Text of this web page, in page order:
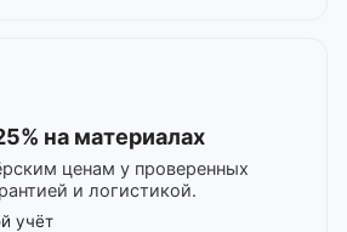
на материалах
ценам у проверенных
и логистикой.
учёт